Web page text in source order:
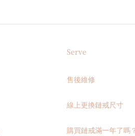
Serve
售後維修
線上更換鏈戒尺寸
購買鏈戒滿一年了嗎？